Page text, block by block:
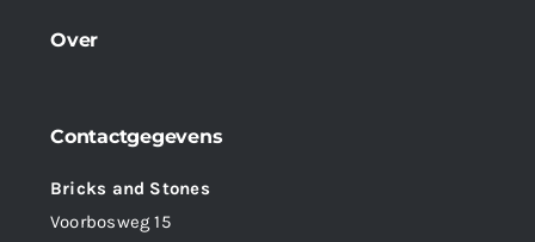
Over
Contactgegevens
Bricks and Stones
Voorbosweg 15